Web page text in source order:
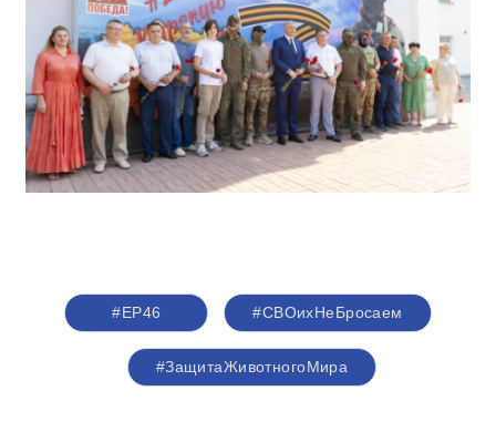
#ЕР46 #СВОихНеБросаем
#ЗащитаЖивотногоМира